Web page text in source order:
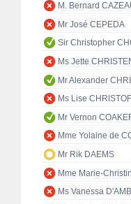
M. Bernard
Mr José CEPEDA
Sir Christopher
Ms Jette
Mr Alexander
Ms Lise
Mr Vernon
Mme Yolaine de
Mr Rik DAEMS
Mme Marie-
Ms Vanessa